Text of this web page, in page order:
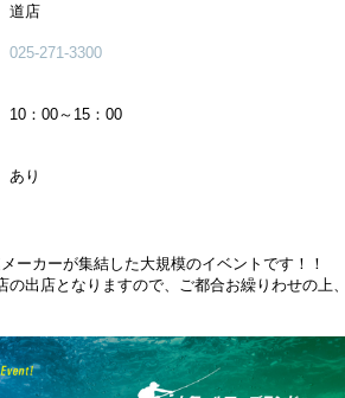
道店
025-271-3300
10：00～15：00
あり
ーカーが集結した大規模のイベントです！！
の出店となりますので、ご都合お繰りわせの上